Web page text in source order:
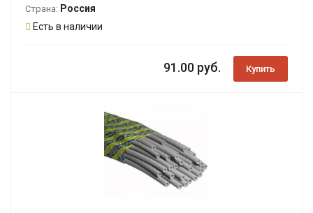
Страна: Россия
Есть в наличии
91.00 руб. Купить